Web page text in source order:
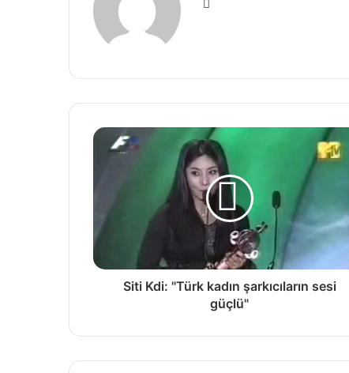
i
s
i
Siti Kdi: "Türk kadın şarkıcıların sesi
güçlü"